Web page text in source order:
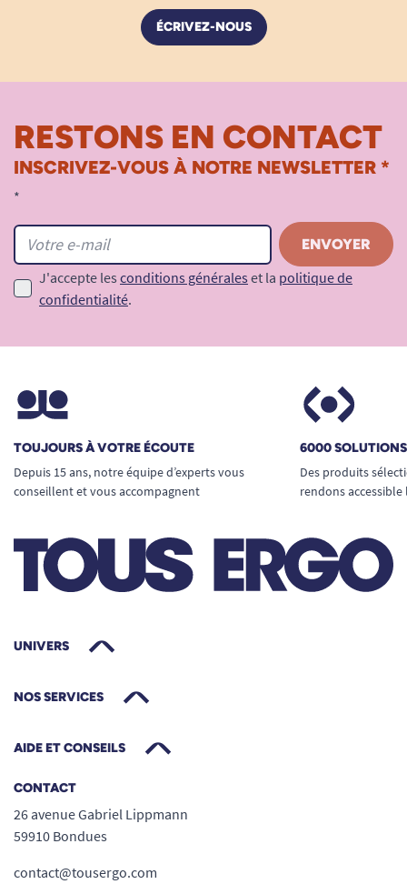
ÉCRIVEZ-NOUS
RESTONS EN CONTACT
INSCRIVEZ-VOUS À NOTRE NEWSLETTER *
*
J'accepte les conditions générales et la politique de
confidentialité.
TOUJOURS À VOTRE ÉCOUTE
Depuis 15 ans, notre équipe d’experts vous
conseillent et vous accompagnent
6000
Des produits
rendons
UNIVERS
NOS SERVICES
AIDE ET CONSEILS
CONTACT
26 avenue Gabriel Lippmann
59910 Bondues
contact@tousergo.com